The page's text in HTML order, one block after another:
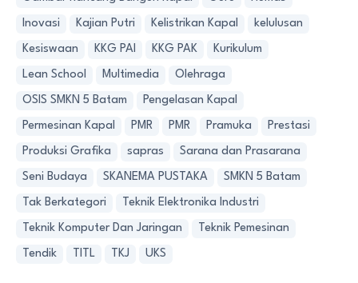
Inovasi Kajian Putri Kelistrikan Kapal kelulusan
Kesiswaan KKG PAI KKG PAK Kurikulum
Lean School Multimedia Olehraga
OSIS SMKN 5 Batam Pengelasan Kapal
Permesinan Kapal PMR PMR Pramuka Prestasi
Produksi Grafika sapras Sarana dan Prasarana
Seni Budaya SKANEMA PUSTAKA SMKN 5 Batam
Tak Berkategori Teknik Elektronika Industri
Teknik Komputer Dan Jaringan Teknik Pemesinan
Tendik TITL TKJ UKS